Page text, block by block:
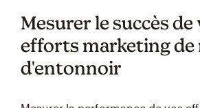
Mesurer le succès de
efforts marketing de
d'entonnoir